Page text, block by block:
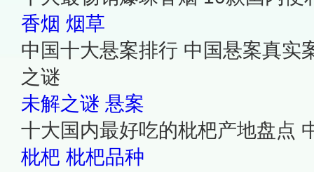
香烟 烟草
中国十大悬案排行 中国悬案真实
之谜
未解之谜 悬案
十大国内最好吃的枇杷产地盘点
枇杷 枇杷品种